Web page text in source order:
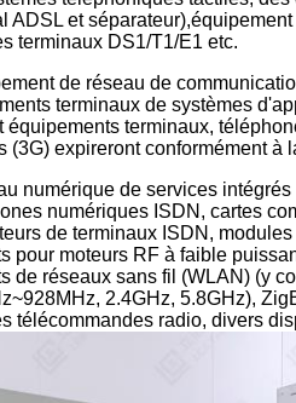
ADSL et
terminaux DS1/T1/E1 etc.
de réseau de
terminaux de systèmes
équipements terminaux,
(3G) expireront conformément à
numérique de services intégrés
numériques ISDN, cartes
de terminaux ISDN,
pour moteurs RF à faible
de réseaux sans fil (WLAN) (y
2.4GHz, 5.8GHz),
télécommandes radio, divers